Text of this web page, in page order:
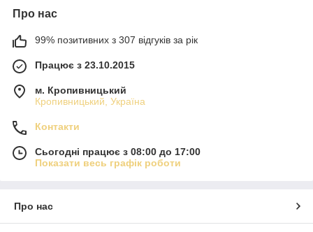
Про нас
99% позитивних з 307 відгуків за рік
Працює з 23.10.2015
м. Кропивницький
Кропивницький, Україна
Контакти
Сьогодні працює з 08:00 до 17:00
Показати весь графік роботи
Про нас